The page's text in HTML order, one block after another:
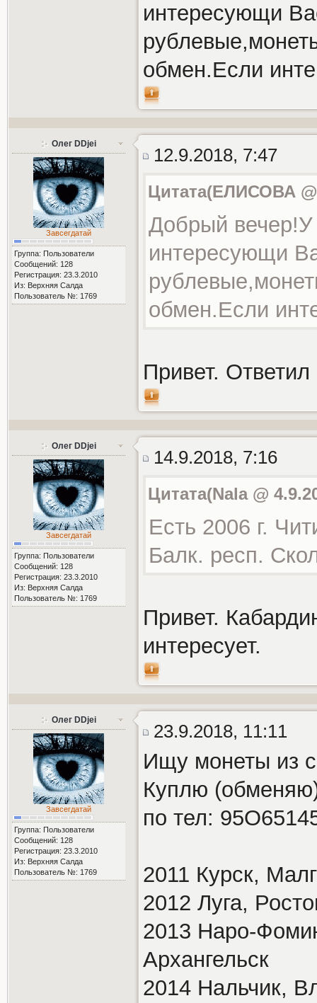
интересующи
обмен.Если
Олег DDjei
Завсегдатай
Группа: Пользователи
Сообщений: 128
Регистрация: 23.3.2010
Из: Верхняя Салда
Пользователь №: 1769
12.9.2018, 7:47
Цитата(ЕЛИСОВА
Добрый вечер!У
интересующи
обмен.Если
Привет. Ответил
Олег DDjei
Завсегдатай
Группа: Пользователи
Сообщений: 128
Регистрация: 23.3.2010
Из: Верхняя Салда
Пользователь №: 1769
14.9.2018, 7:16
Цитата(Nala @
Есть 2006 г.
Балк. респ.
Привет.
интересует.
Олег DDjei
Завсегдатай
Группа: Пользователи
Сообщений: 128
Регистрация: 23.3.2010
Из: Верхняя Салда
Пользователь №: 1769
23.9.2018, 11:11
Ищу монеты из
Куплю
по тел:
2011 Курск,
2012 Луга,
2013 Наро-
Архангельск
2014 Нальчик,